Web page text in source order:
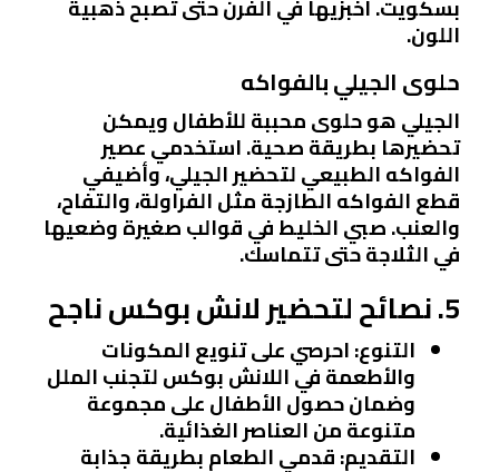
بسكويت. اخبزيها في الفرن حتى تصبح ذهبية
اللون.
حلوى الجيلي بالفواكه
الجيلي هو حلوى محببة للأطفال ويمكن
تحضيرها بطريقة صحية. استخدمي عصير
الفواكه الطبيعي لتحضير الجيلي، وأضيفي
قطع الفواكه الطازجة مثل الفراولة، والتفاح،
والعنب. صبي الخليط في قوالب صغيرة وضعيها
في الثلاجة حتى تتماسك.
5. نصائح لتحضير لانش بوكس ناجح
التنوع: احرصي على تنويع المكونات
والأطعمة في اللانش بوكس لتجنب الملل
وضمان حصول الأطفال على مجموعة
متنوعة من العناصر الغذائية.
التقديم: قدمي الطعام بطريقة جذابة